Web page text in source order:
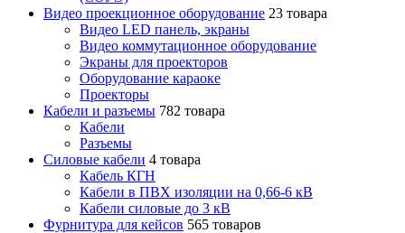
Видео проекционное оборудование 23 товара
Видео LED панель, экраны
Видео коммутационное оборудование
Экраны для проекторов
Оборудование караоке
Проекторы
Кабели и разъемы 782 товара
Кабели
Разъемы
Силовые кабели 4 товара
Кабель КГН
Кабели в ПВХ изоляции на 0,66-6 кВ
Кабели силовые до 3 кВ
Фурнитура для кейсов 565 товаров